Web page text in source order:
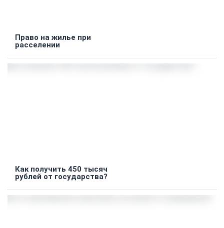
Право на жилье при
расселении
Как получить 450 тысяч
рублей от государства?